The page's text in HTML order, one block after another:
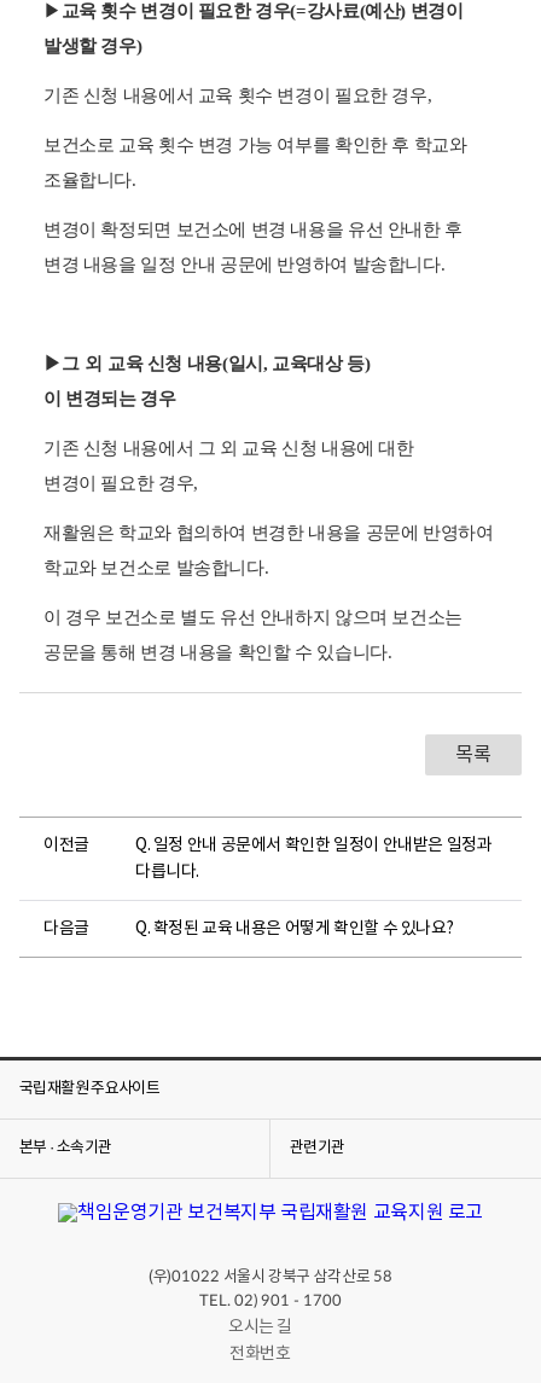
▶ 교육 횟수 변경이 필요한 경우(=강사료(예산) 변경이
발생할경우)
기존 신청 내용에서 교육 횟수 변경이 필요한 경우,
보건소로 교육 횟수 변경 가능 여부를 확인한 후 학교와
조율합니다.
변경이 확정되면 보건소에 변경 내용을 유선 안내한 후
변경 내용을 일정 안내 공문에 반영하여 발송합니다.
▶그 외 교육 신청 내용(일시, 교육대상 등)
이 변경되는 경우
기존 신청 내용에서 그 외 교육 신청 내용에 대한
변경이 필요한 경우,
재활원은 학교와 협의하여 변경한 내용을 공문에 반영하여
학교와 보건소로 발송합니다.
이 경우 보건소로 별도 유선 안내하지 않으며 보건소는
공문을 통해 변경 내용을 확인할 수 있습니다.
목록
이전글
Q. 일정 안내 공문에서 확인한 일정이 안내받은 일정과
다릅니다.
다음글 Q. 확정된 교육 내용은 어떻게 확인할 수 있나요?
국립재활원 주요사이트
본부 · 소속기관 관련기관
(우)01022 서울시 강북구 삼각산로 58
TEL. 02) 901 - 1700
오시는 길
전화번호